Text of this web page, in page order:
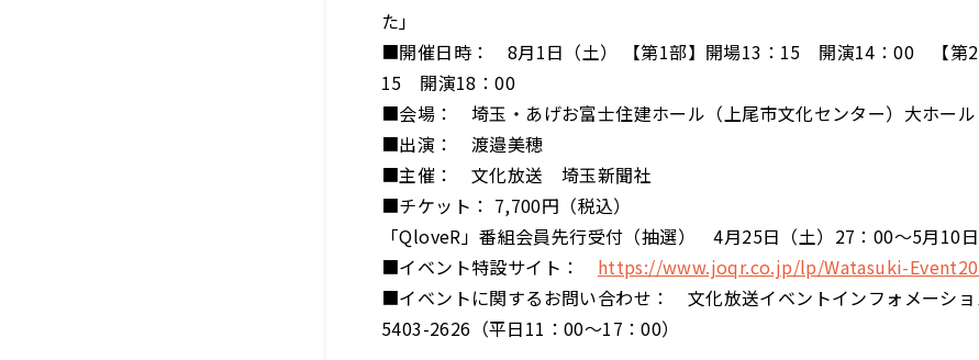
た」
■開催日時： 8月1日（土） 【第1部】開場13：15 開演14：00 【第2
15 開演18：00
■会場： 埼玉・あげお富士住建ホール（上尾市文化センター）大ホール
■出演： 渡邉美穂
■主催： 文化放送 埼玉新聞社
■チケット： 7,700円（税込）
「QloveR」番組会員先行受付（抽選） 4月25日（土）27：00～5月10
■イベント特設サイト： https://www.joqr.co.jp/lp/Watasuki-
■イベントに関するお問い合わせ： 文化放送イベントインフォメーシ
5403-2626（平日11：00～17：00）